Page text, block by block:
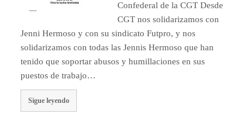
Confederal de la CGT Desde
CGT nos solidarizamos con
Jenni Hermoso y con su sindicato Futpro, y nos
solidarizamos con todas las Jennis Hermoso que han
tenido que soportar abusos y humillaciones en sus
puestos de trabajo…
Sigue leyendo